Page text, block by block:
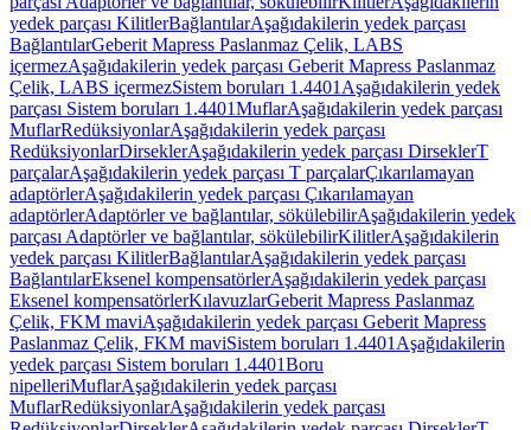
yedek parçası KilitlerBağlantılarAşağıdakilerin yedek parçası
BağlantılarGeberit Mapress Paslanmaz Çelik, LABS
içermezAşağıdakilerin yedek parçası Geberit Mapress Paslanmaz
Çelik, LABS içermezSistem boruları 1.4401 Aşağıdakilerin yedek
parçası Sistem boruları 1.4401MuflarAşağıdakilerin yedek parçası
MuflarRedüksiyonlarAşağıdakilerin yedek parçası
RedüksiyonlarDirseklerAşağıdakilerin yedek parçası DirseklerT
parçalarAşağıdakilerin yedek parçası T parçalarÇıkarılamayan
adaptörlerAşağıdakilerin yedek parçası Çıkarılamayan
adaptörlerAdaptörler ve bağlantılar, sökülebilirAşağıdakilerin yedek
parçası Adaptörler ve bağlantılar, sökülebilirKilitlerAşağıdakilerin
yedek parçası KilitlerBağlantılarAşağıdakilerin yedek parçası
BağlantılarEksenel kompensatörlerAşağıdakilerin yedek parçası
Eksenel kompensatörlerKılavuzlarGeberit Mapress Paslanmaz
Çelik, FKM maviAşağıdakilerin yedek parçası Geberit Mapress
Paslanmaz Çelik, FKM maviSistem boruları 1.4401 Aşağıdakilerin
yedek parçası Sistem boruları 1.4401Boru
nipelleriMuflarAşağıdakilerin yedek parçası
MuflarRedüksiyonlarAşağıdakilerin yedek parçası